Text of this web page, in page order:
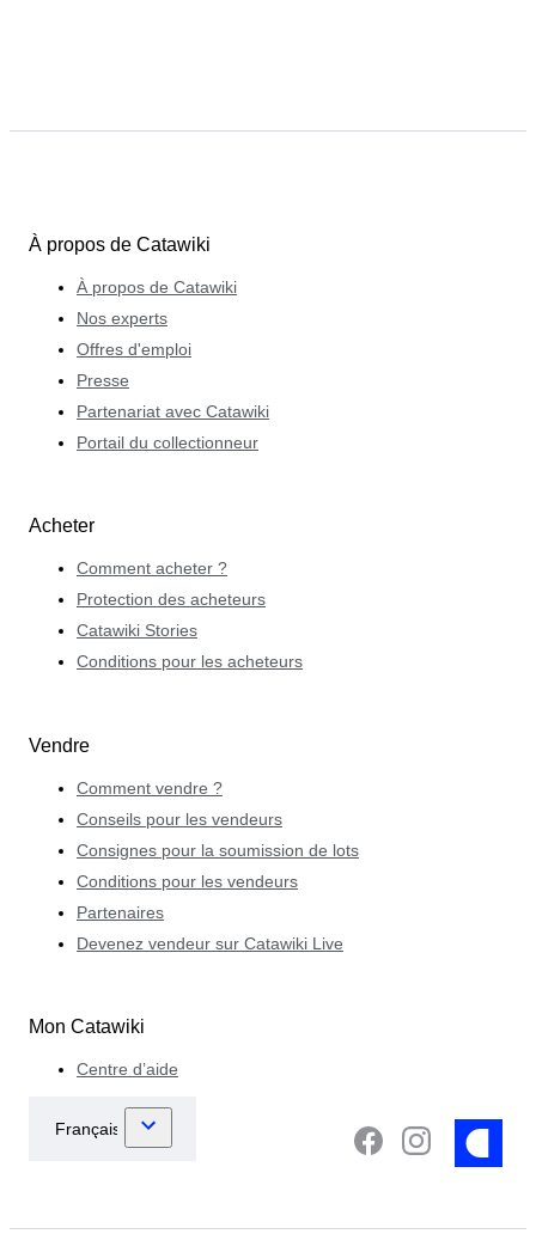
À propos de Catawiki
À propos de Catawiki
Nos experts
Offres d'emploi
Presse
Partenariat avec Catawiki
Portail du collectionneur
Acheter
Comment acheter ?
Protection des acheteurs
Catawiki Stories
Conditions pour les acheteurs
Vendre
Comment vendre ?
Conseils pour les vendeurs
Consignes pour la soumission de lots
Conditions pour les vendeurs
Partenaires
Devenez vendeur sur Catawiki Live
Mon Catawiki
Centre d’aide